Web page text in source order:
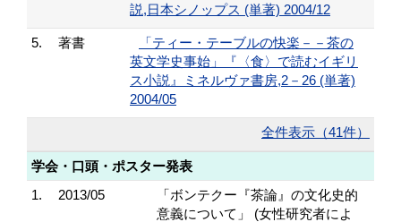
説,日本シノップス (単著) 2004/12
5. 著書
「ティー・テーブルの快楽－－茶の
英文学史事始」『〈食〉で読むイギリ
ス小説』ミネルヴァ書房,2－26 (単著)
2004/05
全件表示（41件）
学会・口頭・ポスター発表
1.
2013/05
「ボンテクー『茶論』の文化史的
意義について」 (女性研究者によ